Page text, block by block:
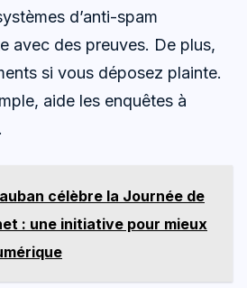
d’anti-spam
avec des preuves. De plus,
si vous déposez plainte.
aide les enquêtes à
célèbre la Journée de
: une initiative pour mieux